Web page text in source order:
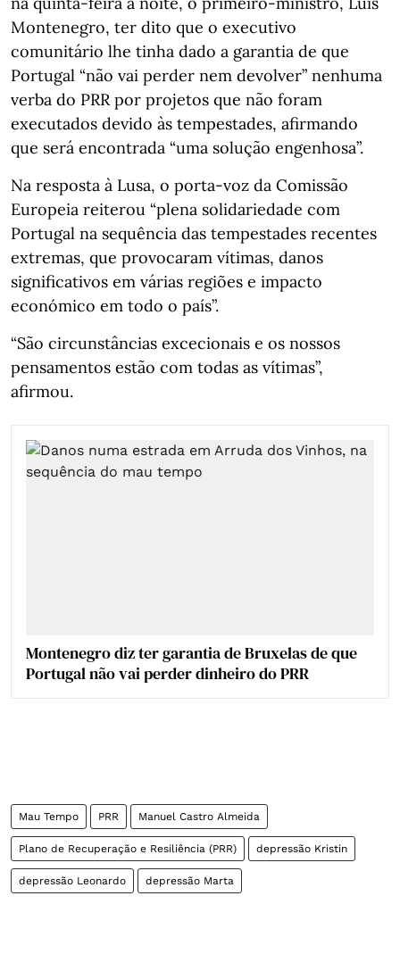
Montenegro, ter dito que o executivo
comunitário lhe tinha dado a garantia de que
Portugal “não vai perder nem devolver” nenhuma
verba do PRR por projetos que não foram
executados devido às tempestades, afirmando
que será encontrada “uma solução engenhosa”.
Na resposta à Lusa, o porta-voz da Comissão
Europeia reiterou “plena solidariedade com
Portugal na sequência das tempestades recentes
extremas, que provocaram vítimas, danos
significativos em várias regiões e impacto
económico em todo o país”.
“São circunstâncias excecionais e os nossos
pensamentos estão com todas as vítimas”,
afirmou.
Montenegro diz ter garantia de Bruxelas de que
Portugal não vai perder dinheiro do PRR
Mau Tempo PRR Manuel Castro Almeida
Plano de Recuperação e Resiliência (PRR) depressão Kristin
depressão Leonardo depressão Marta